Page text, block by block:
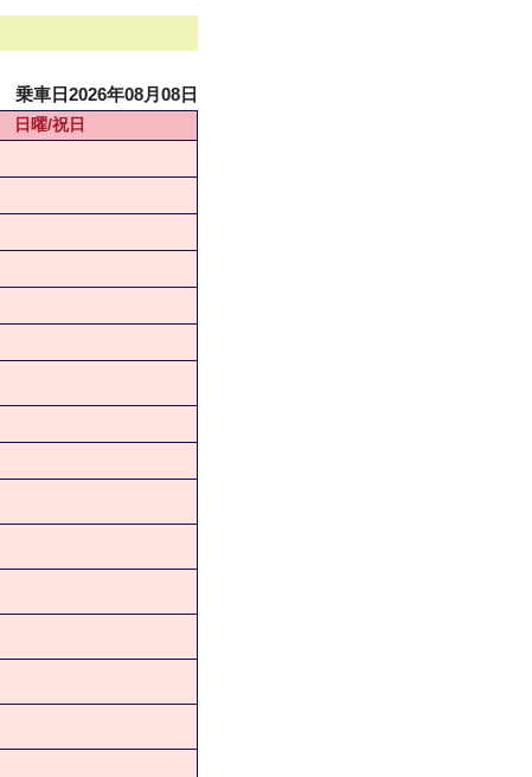
乗車日2026年08月08日
日曜/祝日